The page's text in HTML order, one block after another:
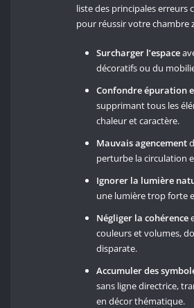
liste des principales erreurs
pour réussir votre chambre
Surcharger l’espace
décoratifs ou du
Confondre épuration
supprimant tous les
chaleur et caractère.
Mauvais agencement
perturbe la circulation
Ignorer la lumière
une lumière trop forte
Négliger la cohérence
couleurs et volumes,
disparate.
Accumuler des
sans ligne directrice,
en décor thématique.